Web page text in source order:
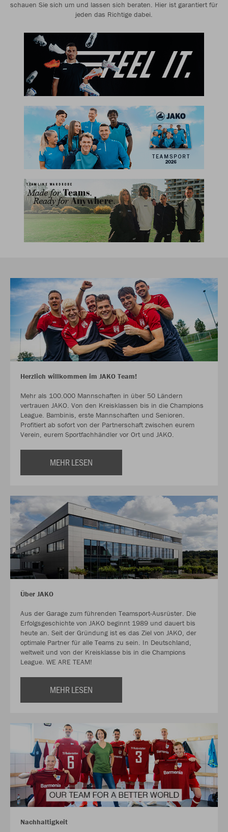
schauen Sie sich um und lassen sich beraten. Hier ist garantiert für
jeden das Richtige dabei.
Herzlich willkommen im JAKO Team!
Mehr als 100.000 Mannschaften in über 50 Ländern
vertrauen JAKO. Von den Kreisklassen bis in die Champions
League. Bambinis, erste Mannschaften und Senioren.
Profitiert ab sofort von der Partnerschaft zwischen eurem
Verein, eurem Sportfachhändler vor Ort und JAKO.
MEHR LESEN
Über JAKO
Aus der Garage zum führenden Teamsport-Ausrüster. Die
Erfolgsgeschichte von JAKO beginnt 1989 und dauert bis
heute an. Seit der Gründung ist es das Ziel von JAKO, der
optimale Partner für alle Teams zu sein. In Deutschland,
weltweit und von der Kreisklasse bis in die Champions
League. WE ARE TEAM!
MEHR LESEN
Nachhaltigkeit